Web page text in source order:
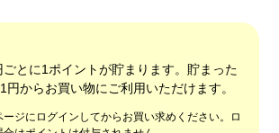
とに1ポイントが貯まります。貯まった
円からお買い物にご利用いただけます。
ジにログインしてからお買い求めください。ロ